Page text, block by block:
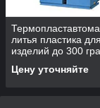
литья пластика для
изделий до 300
Цену уточняйте